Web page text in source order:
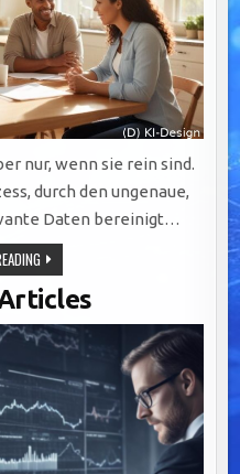
nur, wenn sie rein sind.
durch den ungenaue,
Daten bereinigt…
DATA
CLEANSING:
DER
SCHLÜSSEL
ZUR
WERTSCHÖPFUNG
DURCH
UND
VERLÄSSLICHE
DATENQUALITÄT